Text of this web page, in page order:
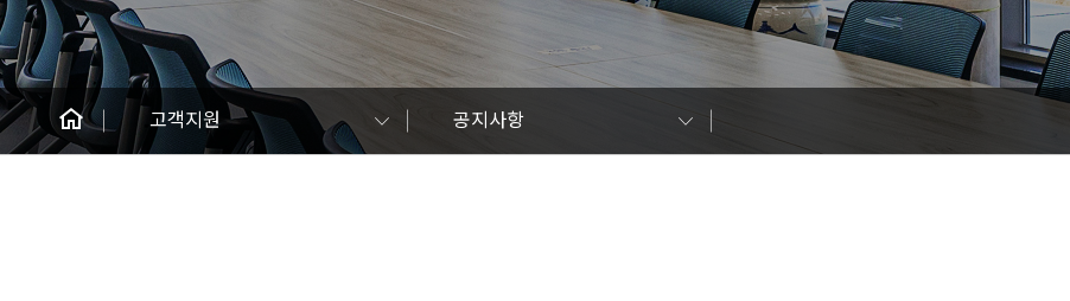
고객지원
회사소개
고객지원 공지사항